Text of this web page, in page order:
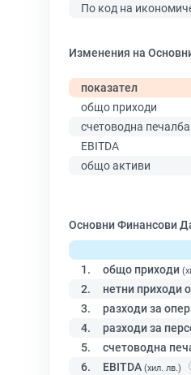
По код на
Изменения на
показател
общо приходи
счетоводна печалба
EBITDA
общо активи
Основни Финансови
1.
общо приходи
2. нетни приходи
3. разходи за
4. разходи за
5. счетоводна
6. EBITDA (хил. лв.)